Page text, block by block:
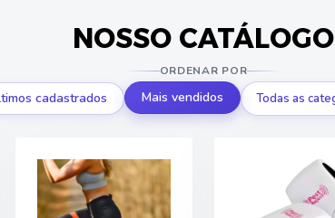
NOSSO CATÁLOGO
ORDENAR POR
cadastrados Mais vendidos